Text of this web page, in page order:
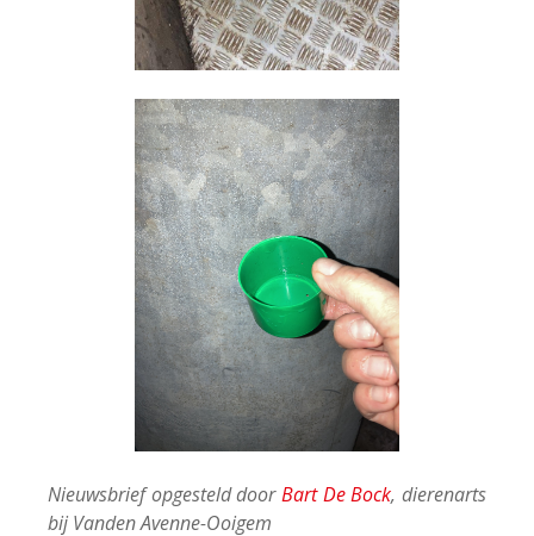
Nieuwsbrief opgesteld doorBart De Bock, dierenarts
bij Vanden Avenne-Ooigem